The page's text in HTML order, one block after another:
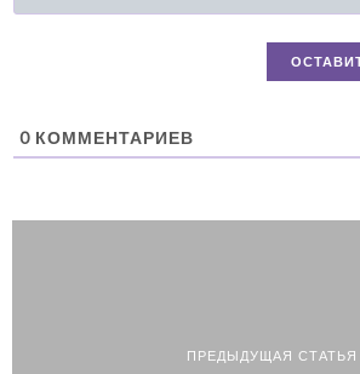
0 КОММЕНТАРИЕВ
ПРЕДЫДУЩАЯ СТАТЬЯ